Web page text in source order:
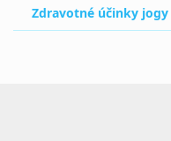
Zdravotné účinky jogy